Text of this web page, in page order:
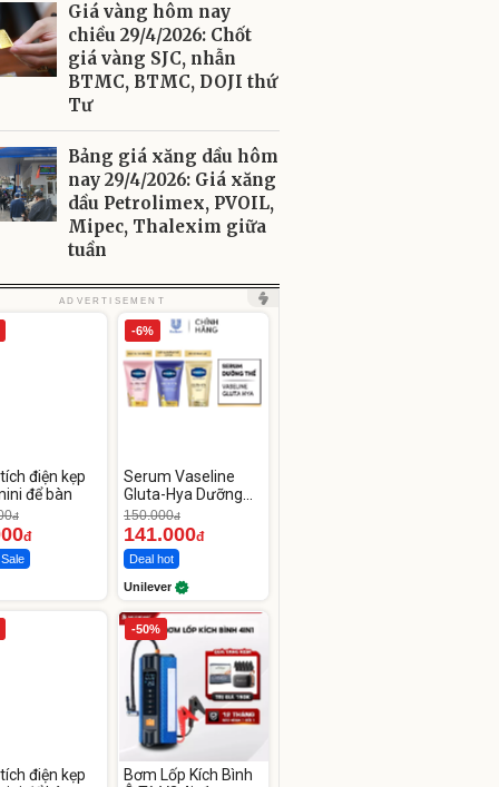
Giá vàng hôm nay
chiều 29/4/2026: Chốt
giá vàng SJC, nhẫn
BTMC, BTMC, DOJI thứ
Tư
Bảng giá xăng dầu hôm
nay 29/4/2026: Giá xăng
dầu Petrolimex, PVOIL,
Mipec, Thalexim giữa
tuần
ADVERTISEMENT
điện kẹp
để bàn
đ
đ
-6%
Serum Vaseline
Gluta-Hya Dưỡng
Da Sáng Mịn Sau 7
Ngày
150.000đ
141.000đ
Deal hot
Unilever
điện kẹp
-50%
Bơm Lốp Kích Bình